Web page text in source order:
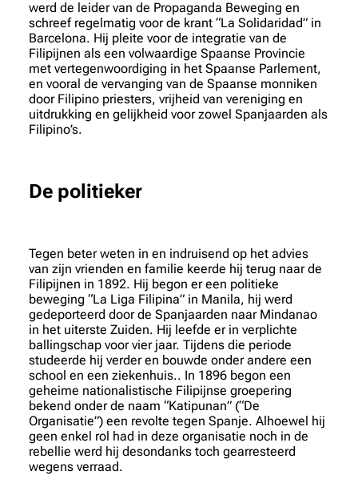
werd de leider van de Propaganda Beweging en
schreef regelmatig voor de krant “La Solidaridad” in
Barcelona. Hij pleite voor de integratie van de
Filipijnen als een volwaardige Spaanse Provincie
met vertegenwoordiging in het Spaanse Parlement,
en vooral de vervanging van de Spaanse monniken
door Filipino priesters, vrijheid van vereniging en
uitdrukking en gelijkheid voor zowel Spanjaarden als
Filipino’s.
De politieker
Tegen beter weten in en indruisend op het advies
van zijn vrienden en familie keerde hij terug naar de
Filipijnen in 1892. Hij begon er een politieke
beweging “La Liga Filipina” in Manila, hij werd
gedeporteerd door de Spanjaarden naar Mindanao
in het uiterste Zuiden. Hij leefde er in verplichte
ballingschap voor vier jaar. Tijdens die periode
studeerde hij verder en bouwde onder andere een
school en een ziekenhuis.. In 1896 begon een
geheime nationalistische Filipijnse groepering
bekend onder de naam “Katipunan” (“De
Organisatie”) een revolte tegen Spanje. Alhoewel hij
geen enkel rol had in deze organisatie noch in de
rebellie werd hij desondanks toch gearresteerd
wegens verraad.